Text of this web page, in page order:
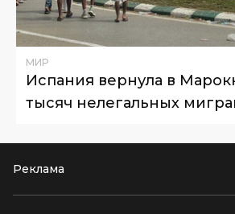
МИР
Испания вернула в
тысяч нелегальных
Реклама